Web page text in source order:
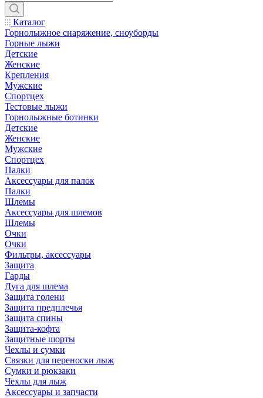
Каталог
Горнолыжное снаряжение, сноуборды
Горные лыжи
Детские
Женские
Крепления
Мужские
Спортцех
Тестовые лыжи
Горнолыжные ботинки
Детские
Женские
Мужские
Спортцех
Палки
Аксессуары для палок
Палки
Шлемы
Аксессуары для шлемов
Шлемы
Очки
Очки
Фильтры, аксессуары
Защита
Гарды
Дуга для шлема
Защита голени
Защита предплечья
Защита спины
Защита-кофта
Защитные шорты
Чехлы и сумки
Связки для переноски лыж
Сумки и рюкзаки
Чехлы для лыж
Аксессуары и запчасти